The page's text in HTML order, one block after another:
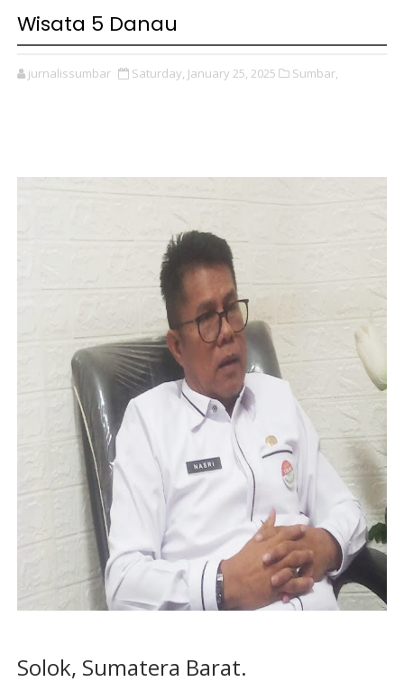
Wisata 5 Danau
jurnalissumbar Saturday, January 25, 2025 Sumbar,
Solok, Sumatera Barat.